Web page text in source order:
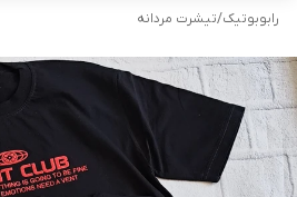
رابوبوتیک/تیشرت مردانه